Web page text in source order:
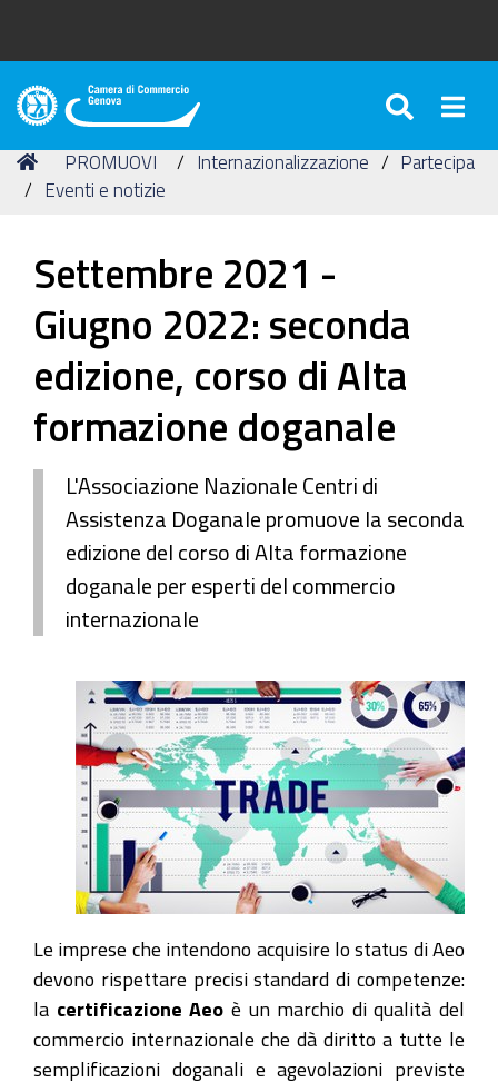
Camera
Commercio
di
Tu
sei
Home
PROMUOVI Internazionalizzazione
Partecipa
Eventi e notizie
Settembre 2021 -
Giugno 2022: seconda
edizione, corso di Alta
formazione doganale
L'Associazione Nazionale Centri di
Assistenza Doganale promuove la seconda
edizione del corso di Alta formazione
doganale per esperti del commercio
internazionale
Le imprese che intendono acquisire lo status di Aeo
devono rispettare precisi standard di competenze:
la certificazione Aeo è un marchio di qualità del
commercio internazionale che dà diritto a tutte le
semplificazioni doganali e agevolazioni previste